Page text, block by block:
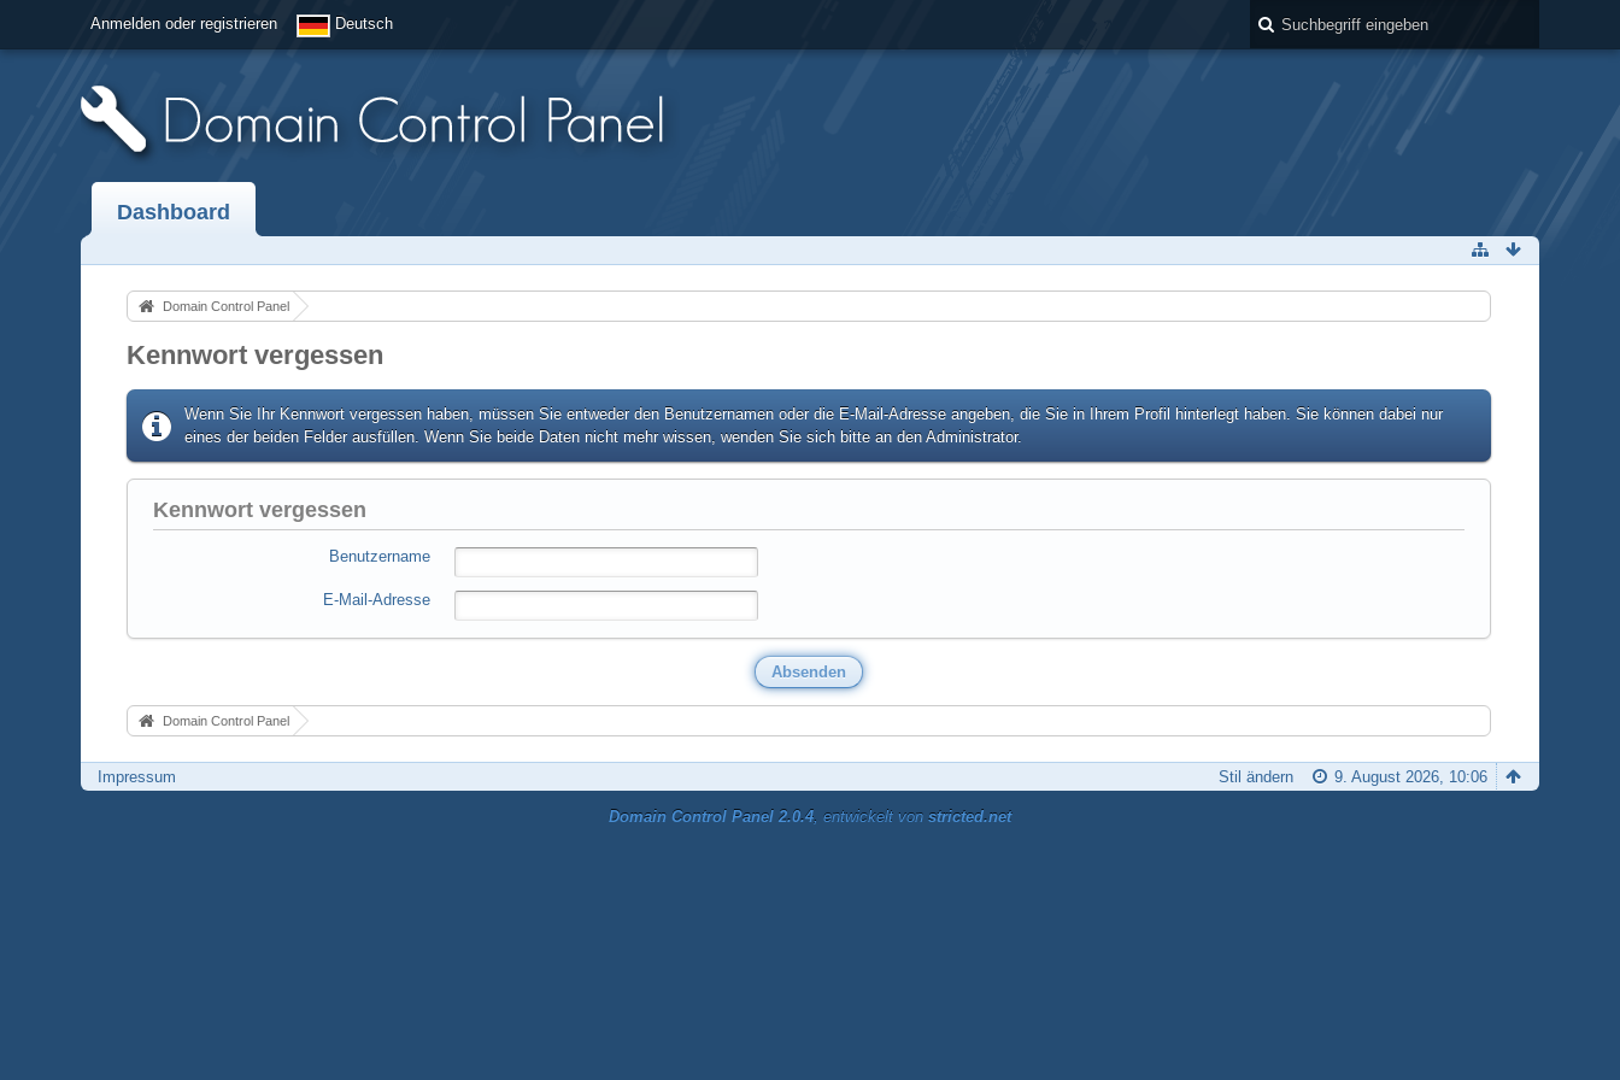
Anmelden oder registrieren Deutsch
Dashboard
Domain Control Panel
Kennwort vergessen
Wenn Sie Ihr Kennwort vergessen haben, müssen Sie entweder den Benutzernamen oder die E-Mail-Adresse angeben, die Sie in Ihrem Profil hinterlegt haben. Sie können dabei nur
eines der beiden Felder ausfüllen. Wenn Sie beide Daten nicht mehr wissen, wenden Sie sich bitte an den Administrator.
Kennwort vergessen
Benutzername
E-Mail-Adresse
Domain Control Panel
Impressum 9. August 2026, 10:06
Stil ändern
Domain Control Panel 2.0.4, entwickelt von stricted.net